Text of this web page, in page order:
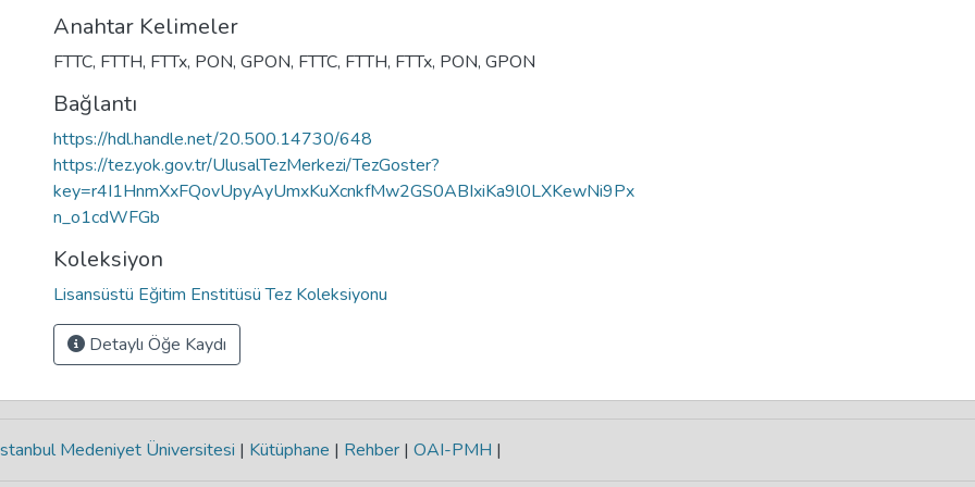
Anahtar Kelimeler
FTTC, FTTH, FTTx, PON, GPON, FTTC, FTTH, FTTx, PON, GPON
Bağlantı
https://hdl.handle.net/20.500.14730/648
https://tez.yok.gov.tr/UlusalTezMerkezi/TezGoster?
key=r4I1HnmXxFQovUpyAyUmxKuXcnkfMw2GS0ABIxiKa9l0LXKewNi9Px
n_o1cdWFGb
Koleksiyon
Lisansüstü Eğitim Enstitüsü Tez Koleksiyonu
Detaylı Öğe Kaydı
Medeniyet Üniversitesi | Kütüphane | Rehber | OAI-PMH |